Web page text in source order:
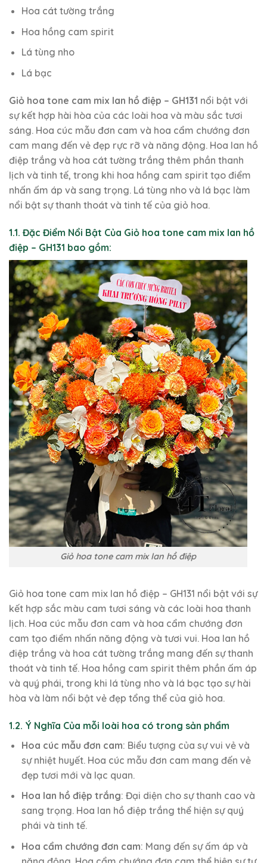
Hoa cát tường trắng
Hoa hồng cam spirit
Lá tùng nho
Lá bạc
Giỏ hoa tone cam mix lan hồ điệp – GH131 nổi bật với
sự kết hợp hài hòa của các loài hoa và màu sắc tươi
sáng. Hoa cúc mẫu đơn cam và hoa cẩm chướng đơn
cam mang đến vẻ đẹp rực rỡ và năng động. Hoa lan hồ
điệp trắng và hoa cát tường trắng thêm phần thanh
lịch và tinh tế, trong khi hoa hồng cam spirit tạo điểm
nhấn ấm áp và sang trọng. Lá tùng nho và lá bạc làm
nổi bật sự thanh thoát và tinh tế của giỏ hoa.
1.1. Đặc Điểm Nổi Bật Của Giỏ hoa tone cam mix lan hồ
điệp – GH131 bao gồm:
Giỏ hoa tone cam mix lan hồ điệp
Giỏ hoa tone cam mix lan hồ điệp – GH131 nổi bật với sự
kết hợp sắc màu cam tươi sáng và các loài hoa thanh
lịch. Hoa cúc mẫu đơn cam và hoa cẩm chướng đơn
cam tạo điểm nhấn năng động và tươi vui. Hoa lan hồ
điệp trắng và hoa cát tường trắng mang đến sự thanh
thoát và tinh tế. Hoa hồng cam spirit thêm phần ấm áp
và quý phái, trong khi lá tùng nho và lá bạc tạo sự hài
hòa và làm nổi bật vẻ đẹp tổng thể của giỏ hoa.
1.2. Ý Nghĩa Của mỗi loài hoa có trong sản phẩm
Hoa cúc mẫu đơn cam: Biểu tượng của sự vui vẻ và
sự nhiệt huyết. Hoa cúc mẫu đơn cam mang đến vẻ
đẹp tươi mới và lạc quan.
Hoa lan hồ điệp trắng: Đại diện cho sự thanh cao và
sang trọng. Hoa lan hồ điệp trắng thể hiện sự quý
phái và tinh tế.
Hoa cẩm chướng đơn cam: Mang đến sự ấm áp và